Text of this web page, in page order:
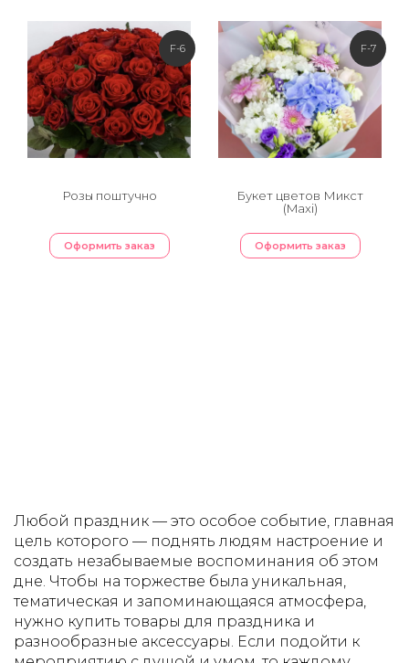
F-6
Розы поштучно
Оформить заказ
F-7
Букет цветов Микст
(Maxi)
Оформить заказ
Любой праздник — это особое событие, главная
цель которого — поднять людям настроение и
создать незабываемые воспоминания об этом
дне. Чтобы на торжестве была уникальная,
тематическая и запоминающаяся атмосфера,
нужно купить товары для праздника и
разнообразные аксессуары. Если подойти к